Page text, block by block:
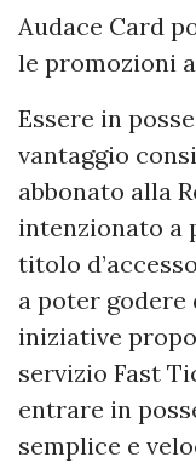
Audace Card
le promozioni
Essere in
vantaggio
abbonato alla
intenzionato a
titolo
a poter godere
iniziative
servizio Fast
entrare in
semplice e